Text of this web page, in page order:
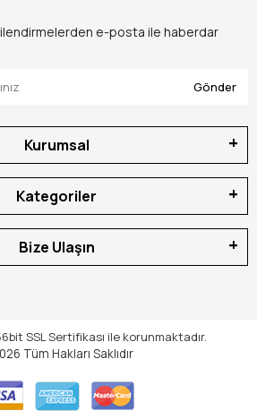
e-posta ile haberdar
Gönder
Kurumsal
Kategoriler
Bize Ulaşın
SSL Sertifikası ile korunmaktadır.
Tüm Hakları Saklıdır